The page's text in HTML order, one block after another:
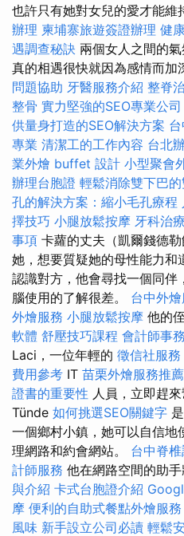
也許只有她對女兒的愛才能維
辦理 柬埔寨旅遊簽證辦理 健
遇調查秘訣 兩個女人之間的
真的相遇很快就因為感情而加
問題協助 牙醫服務介紹 整脊
整骨 實力堅強的SEO專業公司
供量身打造的SEO解決方案
專業 清潔工的工作內容 台北
業外燴 buffet 設計 小型聚會
辦理台胞證 輕鬆消除雙下巴
孔的解決方案：縮小毛孔療程
擇技巧 小腿放鬆按摩 牙科治
事項 卡蘿的丈夫（凱爾錢德
她，想要質疑她的母性能力
認識對方，他會尋找一個同
腦使用的了解很差。 台中外
外燴服務 小腿放鬆按摩 他的
軟體 舒壓技巧課程 會計師事
Laci，一位年輕的 徵信社服務
費用參考 IT 苗栗外燴服務推薦
證書的重要性 人員，立即趕來
Tünde 如何挑選SEO關鍵字
一個鄉村小鎮，她可以自信地
理網路和約會網站。 台中脊
計師服務 他在網路空間的助手
與介紹 卡式台胞證介紹
摩 便利的自助式餐點外燴服務
風味 新手設立公司必讀 輕鬆